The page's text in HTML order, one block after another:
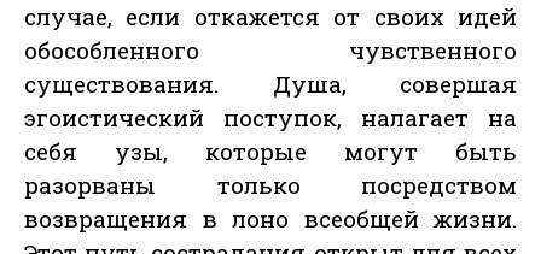
случае, если откажется от своих идей
обособленного чувственного
существования. Душа, совершая
эгоистический поступок, налагает на
себя узы, которые могут быть
разорваны только посредством
возвращения в лоно всеобщей жизни.